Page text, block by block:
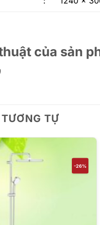
của sản
TỰ
-26%